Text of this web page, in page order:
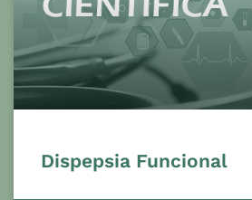
Dispepsia Funcional